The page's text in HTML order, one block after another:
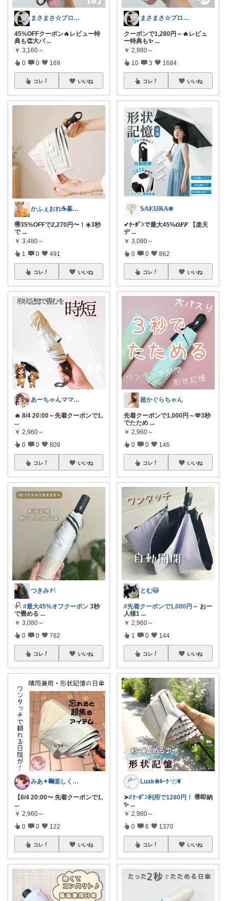
まさまさ☆プロフも見てね✨
45%OFFクーポン🔥レビュー特
典も👏大バ ...
￥ 3,160～
0 0 169
コレ いいね
かふぇおれ☕暮らしを整える便利グッズ🍀
🉐35%OFFで2,270円〜！☀️3秒
で ...
￥ 3,480～
1 0 491
コレ いいね
あーちゃんママ🐣朝コレ5時✨2y娘
🔥 8/4 20:00～先着クーポンで1,
...
￥ 2,960～
0 0 809
コレ いいね
つきみ𓍯
𓍯 #最大45%オフクーポン 3秒
で畳める ...
￥ 3,080～
0 0 782
コレ いいね
みあ✦🛍️楽しくお買い物
【8/4 20:00〜 先着クーポンで1,
...
￥ 2,960～
0 0 122
コレ いいね
まさまさ☆プロフも見てね✨
クーポンで1,280円～🔥レビュ
ー特典も✨ ...
￥ 2,980～
10 3 1684
コレ いいね
𝕊𝔸𝕂𝕌ℝ𝔸❀
✔︎ｸｰﾎﾟﾝで最大45%𝑶𝑭𝑭 【楽天
デ ...
￥ 3,080～
0 0 862
コレ いいね
超かぐらちゃん
先着クーポンで1,000円～🫶3秒
でたため ...
￥ 2,960～
0 0 146
コレ いいね
とむ🐱
#先着クーポンで1,000円～ お一
人様1 ...
￥ 2,960～
1 0 144
コレ いいね
Luak❀ﾙｰｸ ⿻❦
➤#ｸｰﾎﾟﾝ利用で1280円！ 🉐即納
✨ ...
￥ 2,980～
0 6 1370
コレ いいね